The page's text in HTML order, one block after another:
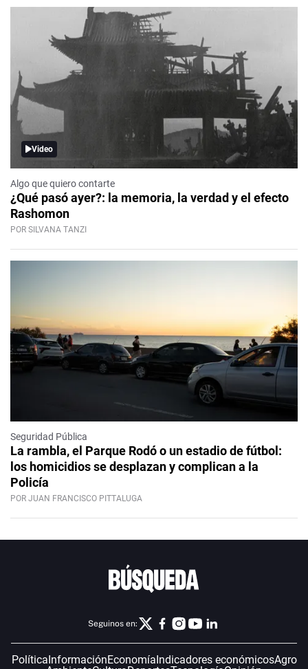
Video
Algo que quiero contarte
¿Qué pasó ayer?: la memoria, la verdad y el efecto
Rashomon
POR SILVANA TANZI
Seguridad Pública
La rambla, el Parque Rodó o un estadio de fútbol:
los homicidios se desplazan y complican a la
Policía
POR JUAN FRANCISCO PITTALUGA
Seguinos en:
Política InformaciónEconomía Indicadores económicosAgro